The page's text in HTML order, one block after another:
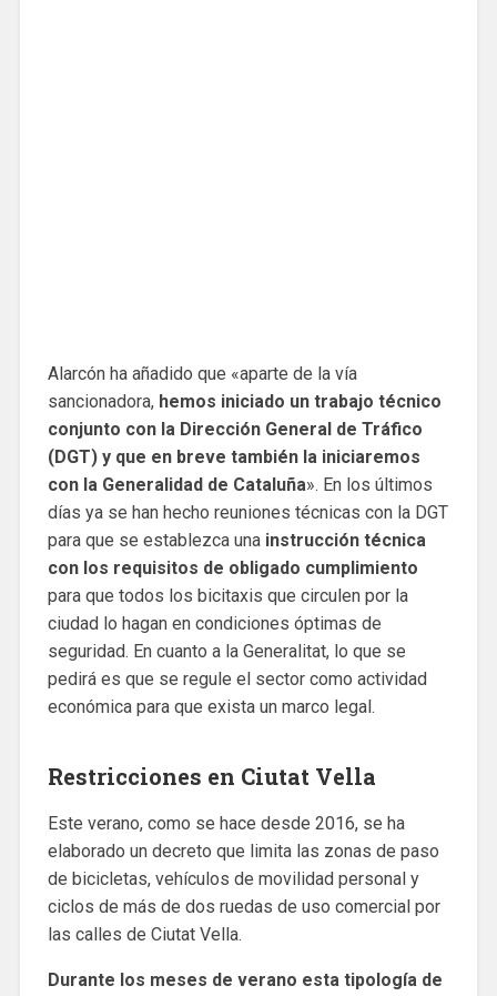
Alarcón ha añadido que «aparte de la vía
sancionadora, hemos iniciado un trabajo técnico
conjunto con la Dirección General de Tráfico
(DGT) y que en breve también la iniciaremos
con la Generalidad de Cataluña». En los últimos
días ya se han hecho reuniones técnicas con la DGT
para que se establezca una instrucción técnica
con los requisitos de obligado cumplimiento
para que todos los bicitaxis que circulen por la
ciudad lo hagan en condiciones óptimas de
seguridad. En cuanto a la Generalitat, lo que se
pedirá es que se regule el sector como actividad
económica para que exista un marco legal.
Restricciones en Ciutat Vella
Este verano, como se hace desde 2016, se ha
elaborado un decreto que limita las zonas de paso
de bicicletas, vehículos de movilidad personal y
ciclos de más de dos ruedas de uso comercial por
las calles de Ciutat Vella.
Durante los meses de verano esta tipología de